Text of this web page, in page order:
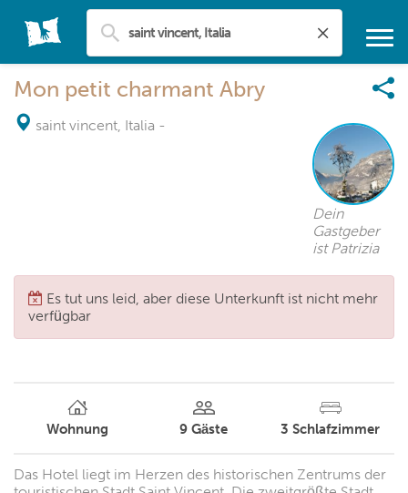
Mon petit charmant Abry
saint vincent, Italia -
Dein
Gastgeber
ist Patrizia
Es tut uns leid, aber diese Unterkunft ist nicht mehr
verfügbar
Wohnung 9 Gäste 3 Schlafzimmer
Das Hotel liegt im Herzen des historischen Zentrums der